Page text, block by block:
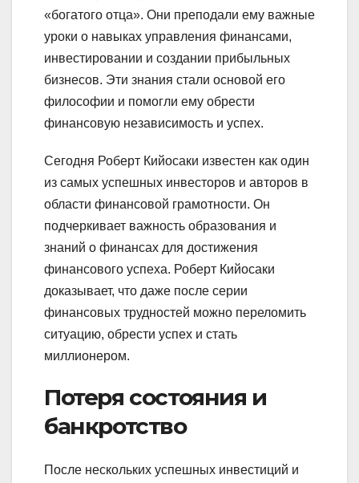
«богатого отца». Они преподали ему важные
уроки о навыках управления финансами,
инвестировании и создании прибыльных
бизнесов. Эти знания стали основой его
философии и помогли ему обрести
финансовую независимость и успех.
Сегодня Роберт Кийосаки известен как один
из самых успешных инвесторов и авторов в
области финансовой грамотности. Он
подчеркивает важность образования и
знаний о финансах для достижения
финансового успеха. Роберт Кийосаки
доказывает, что даже после серии
финансовых трудностей можно переломить
ситуацию, обрести успех и стать
миллионером.
Потеря состояния и
банкротство
После нескольких успешных инвестиций и